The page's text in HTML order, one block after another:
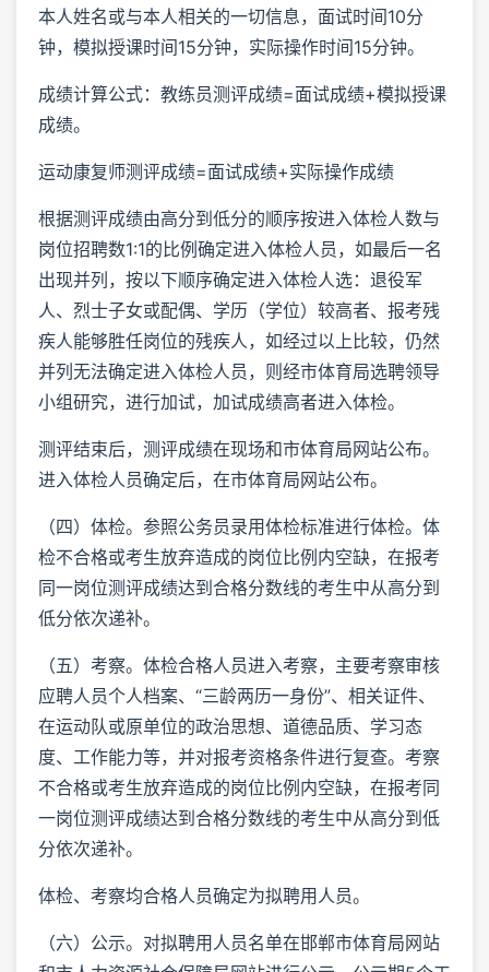
本人姓名或与本人相关的一切信息，面试时间10分
钟，模拟授课时间15分钟，实际操作时间15分钟。
成绩计算公式：教练员测评成绩=面试成绩+模拟授课
成绩。
运动康复师测评成绩=面试成绩+实际操作成绩
根据测评成绩由高分到低分的顺序按进入体检人数与
岗位招聘数1:1的比例确定进入体检人员，如最后一名
出现并列，按以下顺序确定进入体检人选：退役军
人、烈士子女或配偶、学历（学位）较高者、报考残
疾人能够胜任岗位的残疾人，如经过以上比较，仍然
并列无法确定进入体检人员，则经市体育局选聘领导
小组研究，进行加试，加试成绩高者进入体检。
测评结束后，测评成绩在现场和市体育局网站公布。
进入体检人员确定后，在市体育局网站公布。
（四）体检。参照公务员录用体检标准进行体检。体
检不合格或考生放弃造成的岗位比例内空缺，在报考
同一岗位测评成绩达到合格分数线的考生中从高分到
低分依次递补。
（五）考察。体检合格人员进入考察，主要考察审核
应聘人员个人档案、“三龄两历一身份”、相关证件、
在运动队或原单位的政治思想、道德品质、学习态
度、工作能力等，并对报考资格条件进行复查。考察
不合格或考生放弃造成的岗位比例内空缺，在报考同
一岗位测评成绩达到合格分数线的考生中从高分到低
分依次递补。
体检、考察均合格人员确定为拟聘用人员。
（六）公示。对拟聘用人员名单在邯郸市体育局网站